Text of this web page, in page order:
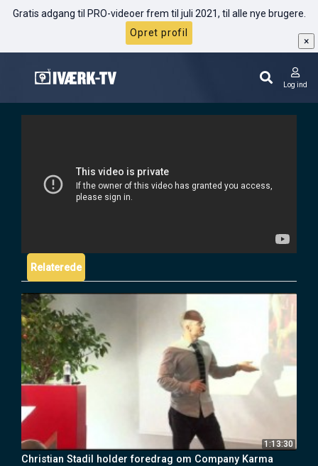
Gratis adgang til PRO-videoer frem til juli 2021, til alle nye brugere.
Opret profil
×
Log ind
Tony Robbins: Hvorfor træffer vi de valg
vi gør?
Relaterede
1:13:30
Christian Stadil holder foredrag om Company Karma